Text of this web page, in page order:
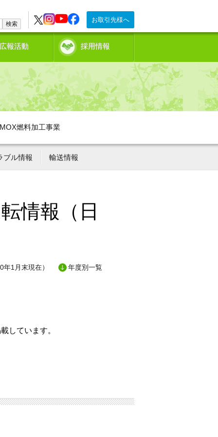
お取引先様へ
検索
報活動 採用情報
燃料加工事業
ブル情報 輸送情報
情報（日
1月末現在） 年度別一覧
しています。